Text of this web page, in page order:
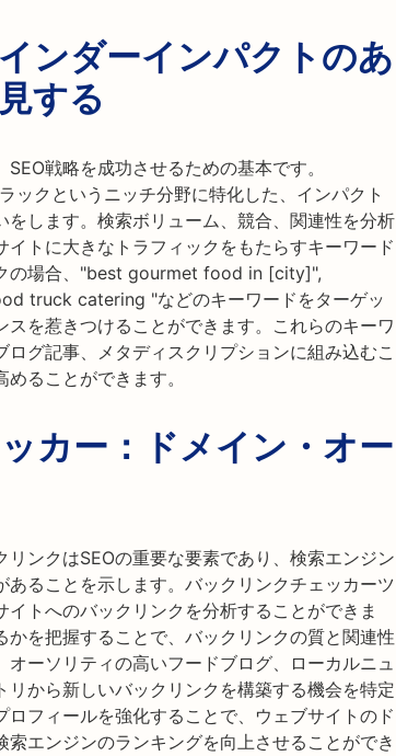
ンダーインパクトのあ
する
戦略を成功させるための基本です。
ックというニッチ分野に特化した、インパクト
します。検索ボリューム、競合、関連性を分析
トに大きなトラフィックをもたらすキーワード
の場合、"best gourmet food in [city]",
truck catering "などのキーワードをターゲッ
スを惹きつけることができます。これらのキーワ
グ記事、メタディスクリプションに組み込むこ
ることができます。
カー：ドメイン・オー
ンクはSEOの重要な要素であり、検索エンジン
ることを示します。バックリンクチェッカーツ
トへのバックリンクを分析することができま
を把握することで、バックリンクの質と関連性
ーソリティの高いフードブログ、ローカルニュ
から新しいバックリンクを構築する機会を特定
フィールを強化することで、ウェブサイトのド
エンジンのランキングを向上させることができ